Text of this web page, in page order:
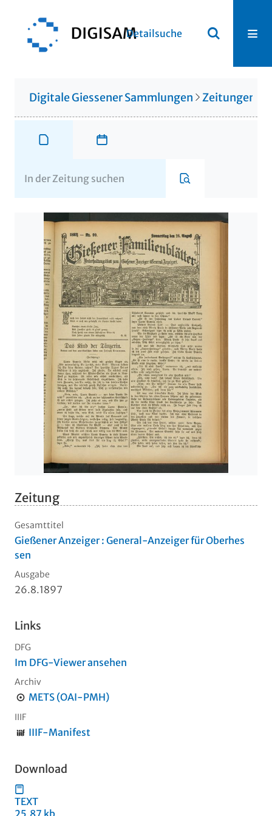
Detailsuche
Digitale Giessener Sammlungen Zeitungen
Zeitung
Gesamttitel
Gießener Anzeiger : General-Anzeiger für Oberhes
sen
Ausgabe
26.8.1897
Links
DFG
Im DFG-Viewer ansehen
Archiv
METS (OAI-PMH)
IIIF
IIIF-Manifest
Download
TEXT